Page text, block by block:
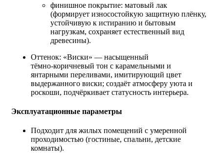
финишное покрытие: матовый лак
(формирует износостойкую защитную плёнку,
устойчивую к истиранию и бытовым
нагрузкам, сохраняет естественный вид
древесины).
Оттенок: «Виски» — насыщенный
тёмно‑коричневый тон с карамельными и
янтарными переливами, имитирующий цвет
выдержанного виски; создаёт атмосферу уюта и
роскоши, подчёркивает статусность интерьера.
Эксплуатационные параметры
Подходит для жилых помещений с умеренной
проходимостью (гостиные, спальни, детские
комнаты).